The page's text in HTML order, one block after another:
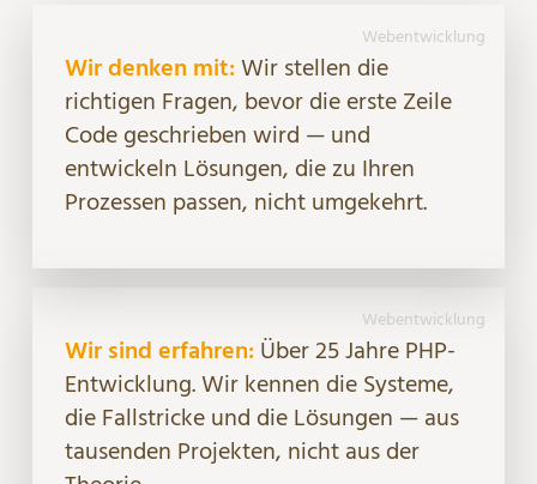
Webentwicklung
Wir denken mit:Wir stellen die
richtigen Fragen, bevor die erste Zeile
Code geschrieben wird — und
entwickeln Lösungen, die zu Ihren
Prozessen passen, nicht umgekehrt.
Webentwicklung
Wir sind erfahren:Über 25 Jahre PHP-
Entwicklung. Wir kennen die Systeme,
die Fallstricke und die Lösungen — aus
tausenden Projekten, nicht aus der